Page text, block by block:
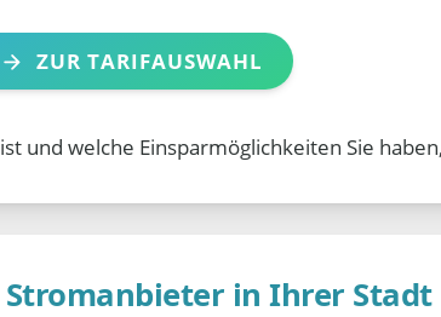
ZUR TARIFAUSWAHL
und welche Einsparmöglichkeiten Sie
in Ihrer Stadt